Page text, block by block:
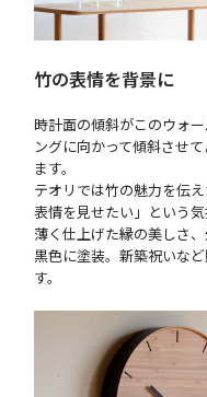
竹の表情を背景に
時計面の傾斜がこのウォ
ングに向かって傾斜させ
ます。
テオリでは竹の魅力を伝
表情を見せたい」という
薄く仕上げた縁の美しさ
黒色に塗装。新築祝いな
す。